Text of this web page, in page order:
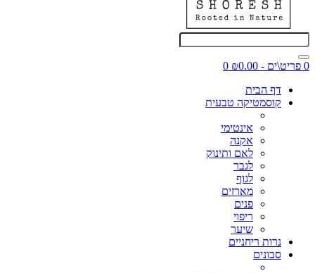
0 פריט\ים - ₪0.00
0
דף הבית
קוסמטיקה טבעית
אינטימי
אקנה
לאם ותינוק
לגבר
לגוף
מארזים
פנים
ריפוי
שיער
נרות ריחניים
סבונים